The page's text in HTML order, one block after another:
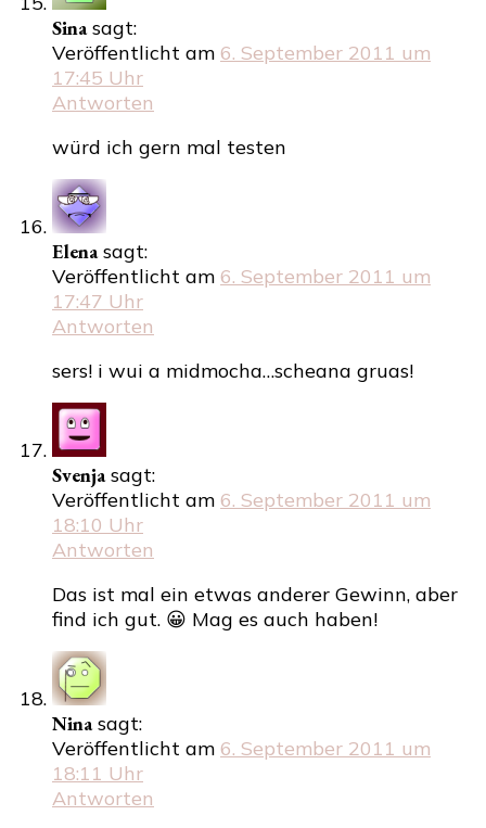
Sina sagt:
Veröffentlicht am 6. September 2011 um
17:45 Uhr
Antworten
würd ich gern mal testen
Elena sagt:
Veröffentlicht am 6. September 2011 um
17:47 Uhr
Antworten
sers! i wui a midmocha…scheana gruas!
Svenja sagt:
Veröffentlicht am 6. September 2011 um
18:10 Uhr
Antworten
Das ist mal ein etwas anderer Gewinn, aber
find ich gut. 😀 Mag es auch haben!
Nina sagt:
Veröffentlicht am 6. September 2011 um
18:11 Uhr
Antworten